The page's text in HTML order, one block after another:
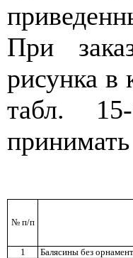
При
рисунка в
табл.
№ п/п
1
Балясины без